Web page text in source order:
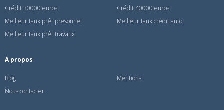
Crédit 30000 euros
Crédit 40000 euros
Meilleur taux prêt presonnel
Meilleur taux crédit auto
Meilleur taux prêt travaux
A propos
Blog
Mentions
Nous contacter